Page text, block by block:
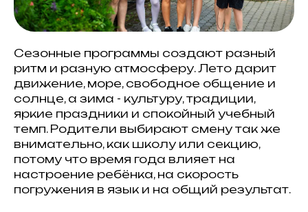
Сезонные программы создают разный
ритм и разную атмосферу. Лето дарит
движение, море, свободное общение и
солнце, а зима - культуру, традиции,
яркие праздники и спокойный учебный
темп. Родители выбирают смену так же
внимательно, как школу или секцию,
потому что время года влияет на
настроение ребёнка, на скорость
погружения в язык и на общий результат.